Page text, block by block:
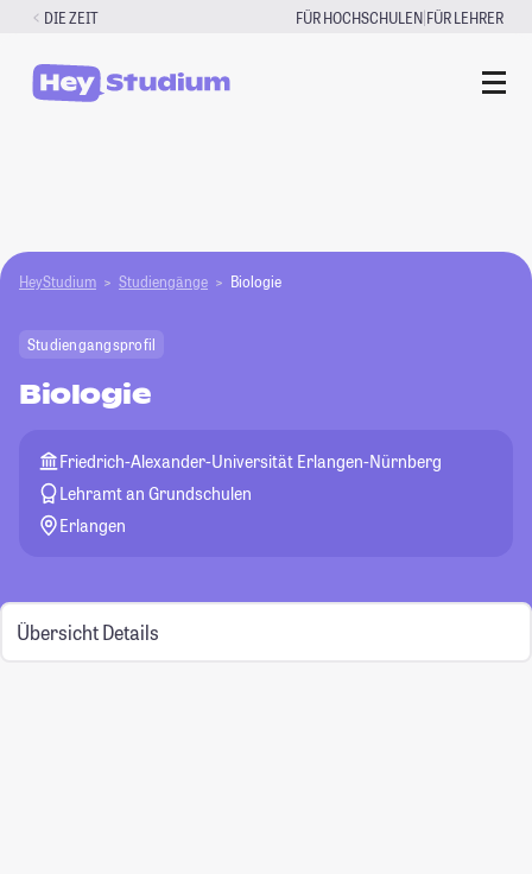
Zum
springen
DIE ZEIT FÜR HOCHSCHULEN|FÜR LEHRER
HeyStudium Studiengänge Biologie
Studiengangsprofil
Biologie
Friedrich-Alexander-Universität Erlangen-Nürnberg
Lehramt an Grundschulen
Erlangen
Übersicht Details